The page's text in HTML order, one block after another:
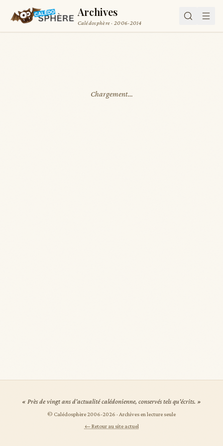
Archives
Calédosphère · 2006-2014
Chargement…
« Près de vingt ans d'actualité calédonienne, conservés tels qu'écrits. »
© Calédosphère 2006-2026 · Archives en lecture seule
← Retour au site actuel